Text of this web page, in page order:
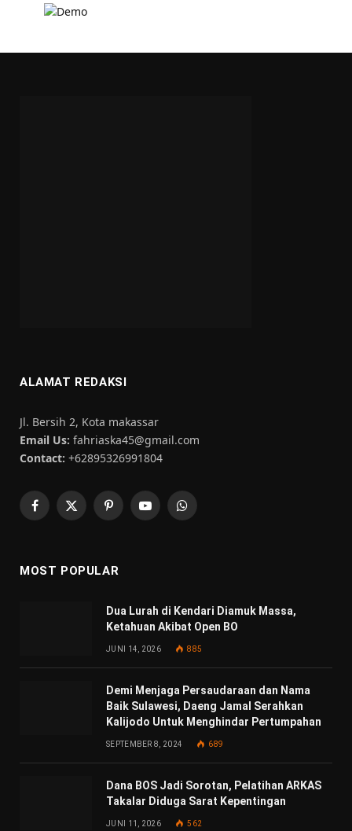
ALAMAT REDAKSI
Jl. Bersih 2, Kota makassar
Email Us: fahriaska45@gmail.com
Contact: +62895326991804
Facebook
X
PinterestYouTubeWhatsApp
MOST POPULAR
Dua Lurah di Kendari Diamuk Massa,
Ketahuan Akibat Open BO
JUNI 14, 2026 885
Demi Menjaga Persaudaraan dan Nama
Baik Sulawesi, Daeng Jamal Serahkan
Kalijodo Untuk Menghindar Pertumpahan
SEPTEMBER 8, 2024 689
Dana BOS Jadi Sorotan, Pelatihan ARKAS
Takalar Diduga Sarat Kepentingan
JUNI 11, 2026 562